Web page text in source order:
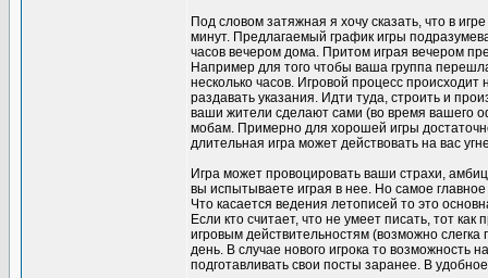
Под словом затяжная я хочу сказать, что в
минут. Предлагаемый график игры
часов вечером дома. Притом играя вечером
Например для того чтобы ваша группа
несколько часов. Игровой процесс происходит
раздавать указания. Идти туда, строить и
ваши жители сделают сами (во время вашего
мобам. Примерно для хорошей игры
длительная игра может действовать на вас
Игра может провоцировать ваши страхи,
вы испытываете играя в нее. Но самое
Что касается ведения летописей то это
Если кто считает, что не умеет писать, тот
игровым действительностям (возможно
день. В случае нового игрока то возможность
подготавливать свои посты заранее. В